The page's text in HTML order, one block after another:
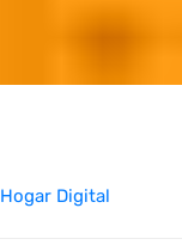
Hogar Digital